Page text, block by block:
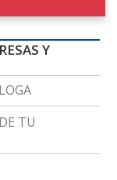
Y
TU